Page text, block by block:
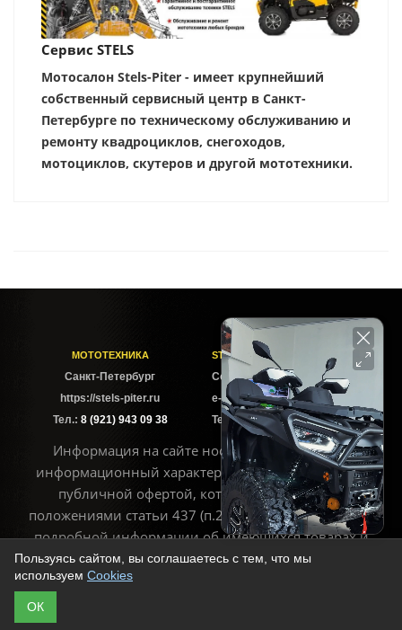
Сервис STELS
Мотосалон Stels-Piter - имеет крупнейший
собственный сервисный центр в Санкт-
Петербурге по техническому обслуживанию и
ремонту квадроциклов, снегоходов,
мотоциклов, скутеров и другой мототехники.
МОТОТЕХНИКА
Cанкт-Петербург
https://stels-piter.ru
Тел.: 8 (921) 943 09 38
STELS-PITER СОФИЙСКАЯ
Софийская ул. 6Б
e-mail: sales@stels-piter.ru
Тел.:8 (921) 943 09 38
Информация на сайте носит исключительно
информационный характер и не может считаться
публичной офертой, которая определяется
положениями статьи 437 (п.2) ГК РФ. Для получения
подробной информации об имеющихся товарах и
ценах воспользуйтесь контактами, указанными на
Пользуясь сайтом, вы соглашаетесь с тем, что мы
используем Cookies
ОК